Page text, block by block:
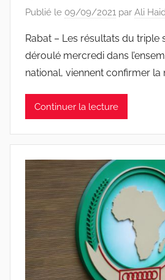
Publié le 09/09/2021 par Ali
Rabat – Les résultats du triple
déroulé mercredi dans
national, viennent confirmer la
Continuer la lecture